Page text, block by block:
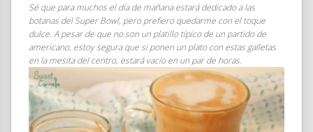
Sé que para muchos el día de mañana estará dedicado a las
botanas del Super Bowl, pero prefiero quedarme con el toque
dulce. A pesar de que no son un platillo típico de un partido de
americano, estoy segura que si ponen un plato con estas galletas
en la mesita del centro, estará vacío en un par de horas.